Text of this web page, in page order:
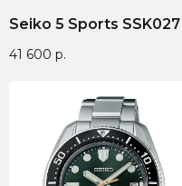
Seiko 5 Sports SSK027
41 600 р.